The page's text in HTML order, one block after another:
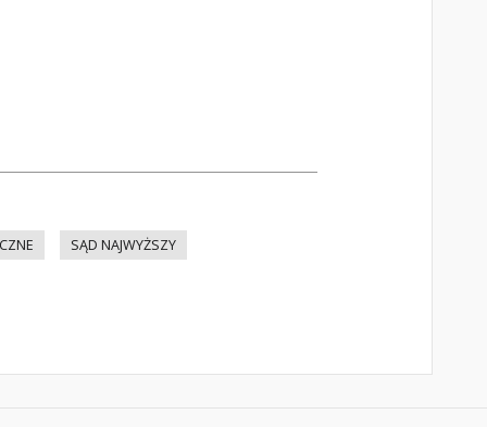
SĄD NAJWYŻSZY